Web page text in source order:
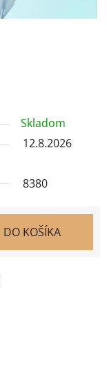
Skladom
12.8.2026
8380
DO KOŠÍKA